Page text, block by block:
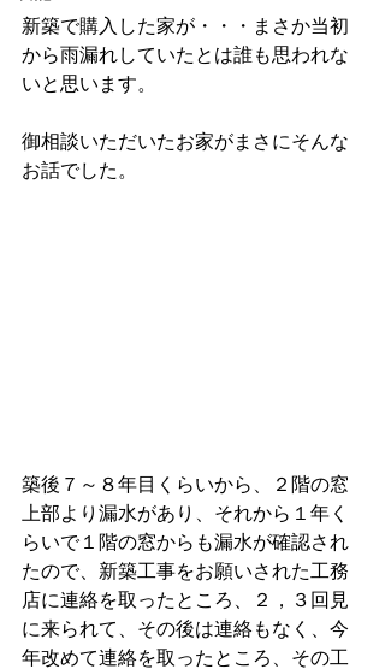
新築で購入した家が・・・まさか当初
から雨漏れしていたとは誰も思われな
いと思います。
御相談いただいたお家がまさにそんな
お話でした。
築後７～８年目くらいから、２階の窓
上部より漏水があり、それから１年く
らいで１階の窓からも漏水が確認され
たので、新築工事をお願いされた工務
店に連絡を取ったところ、２，３回見
に来られて、その後は連絡もなく、今
年改めて連絡を取ったところ、その工